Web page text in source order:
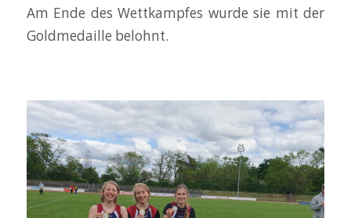
Am Ende des Wettkampfes wurde sie mit der
Goldmedaille belohnt.